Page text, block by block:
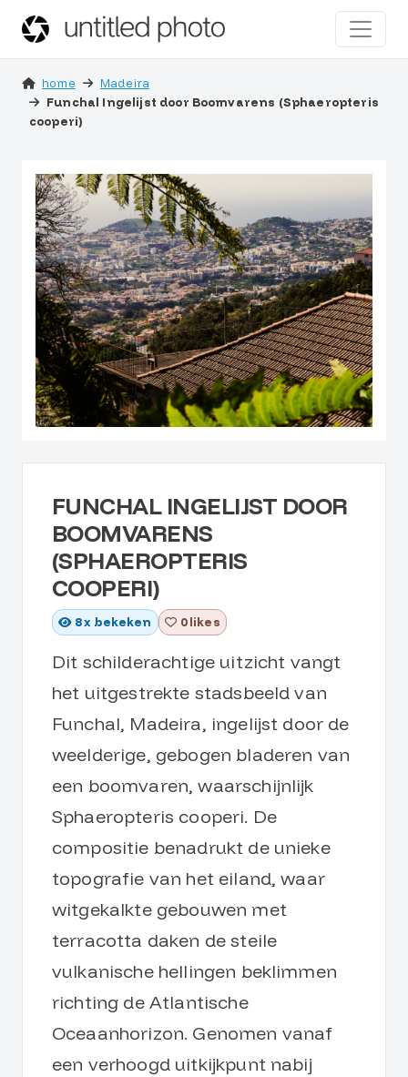
home
Madeira
Funchal Ingelijst door Boomvarens (Sphaeropteris
cooperi)
FUNCHAL INGELIJST DOOR
BOOMVARENS
(SPHAEROPTERIS
COOPERI)
8x bekeken 0 likes
Dit schilderachtige uitzicht vangt
het uitgestrekte stadsbeeld van
Funchal, Madeira, ingelijst door de
weelderige, gebogen bladeren van
een boomvaren, waarschijnlijk
Sphaeropteris cooperi. De
compositie benadrukt de unieke
topografie van het eiland, waar
witgekalkte gebouwen met
terracotta daken de steile
vulkanische hellingen beklimmen
richting de Atlantische
Oceaanhorizon. Genomen vanaf
een verhoogd uitkijkpunt nabij